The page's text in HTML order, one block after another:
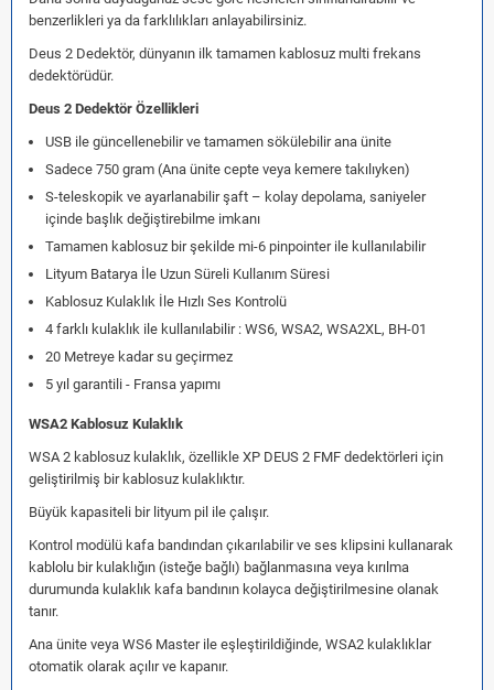
benzerlikleri ya da farklılıkları anlayabilirsiniz.
Deus 2 Dedektör, dünyanın ilk tamamen kablosuz multi frekans
dedektörüdür.
Deus 2 Dedektör Özellikleri
USB ile güncellenebilir ve tamamen sökülebilir ana ünite
Sadece 750 gram (Ana ünite cepte veya kemere takılıyken)
S-teleskopik ve ayarlanabilir şaft – kolay depolama, saniyeler
içinde başlık değiştirebilme imkanı
Tamamen kablosuz bir şekilde mi-6 pinpointer ile kullanılabilir
Lityum Batarya İle Uzun Süreli Kullanım Süresi
Kablosuz Kulaklık İle Hızlı Ses Kontrolü
4 farklı kulaklık ile kullanılabilir : WS6, WSA2, WSA2XL, BH-01
20 Metreye kadar su geçirmez
5 yıl garantili - Fransa yapımı
WSA2 Kablosuz Kulaklık
WSA 2 kablosuz kulaklık, özellikle XP DEUS 2 FMF dedektörleri için
geliştirilmiş bir kablosuz kulaklıktır.
Büyük kapasiteli bir lityum pil ile çalışır.
Kontrol modülü kafa bandından çıkarılabilir ve ses klipsini kullanarak
kablolu bir kulaklığın (isteğe bağlı) bağlanmasına veya kırılma
durumunda kulaklık kafa bandının kolayca değiştirilmesine olanak
tanır.
Ana ünite veya WS6 Master ile eşleştirildiğinde, WSA2 kulaklıklar
otomatik olarak açılır ve kapanır.